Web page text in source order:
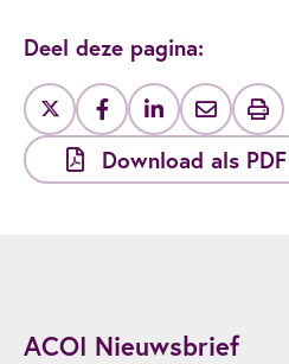
Deel deze pagina:
Download als PDF
ACOI Nieuwsbrief